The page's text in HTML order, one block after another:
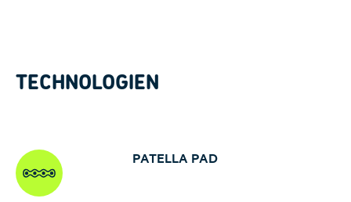
TECHNOLOGIEN
PATELLA PAD